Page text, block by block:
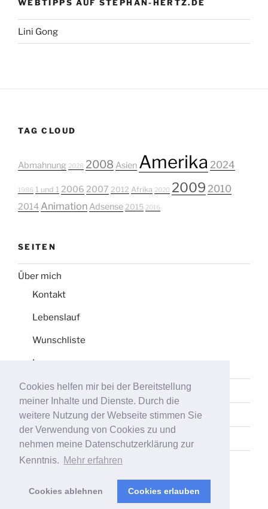
Cookies helfen mir bei der Bereitstellung
meiner Inhalte und Dienste. Durch die
weitere Nutzung der Webseite stimmen Sie
der Verwendung von Cookies zu und
nehmen meine Datenschutzerklärung zur
Kenntnis. Mehr erfahren
Cookies ablehnen Cookies erlauben
WEBTIPPS AUF STEPHAN-HERTZ.DE
Lini Gong
TAG CLOUD
Abmahnung 2028 2008 Asien Amerika 2024
1986 1 und 1 2006 2007 2012 Afrika 2020 2009 2010
2014 Animation Adsense 2015 2016
SEITEN
Über mich
Kontakt
Lebenslauf
Wunschliste
Impressum
Datenschutz
Tag-Liste
Sitemap
Stolz präsentiert von WordPress